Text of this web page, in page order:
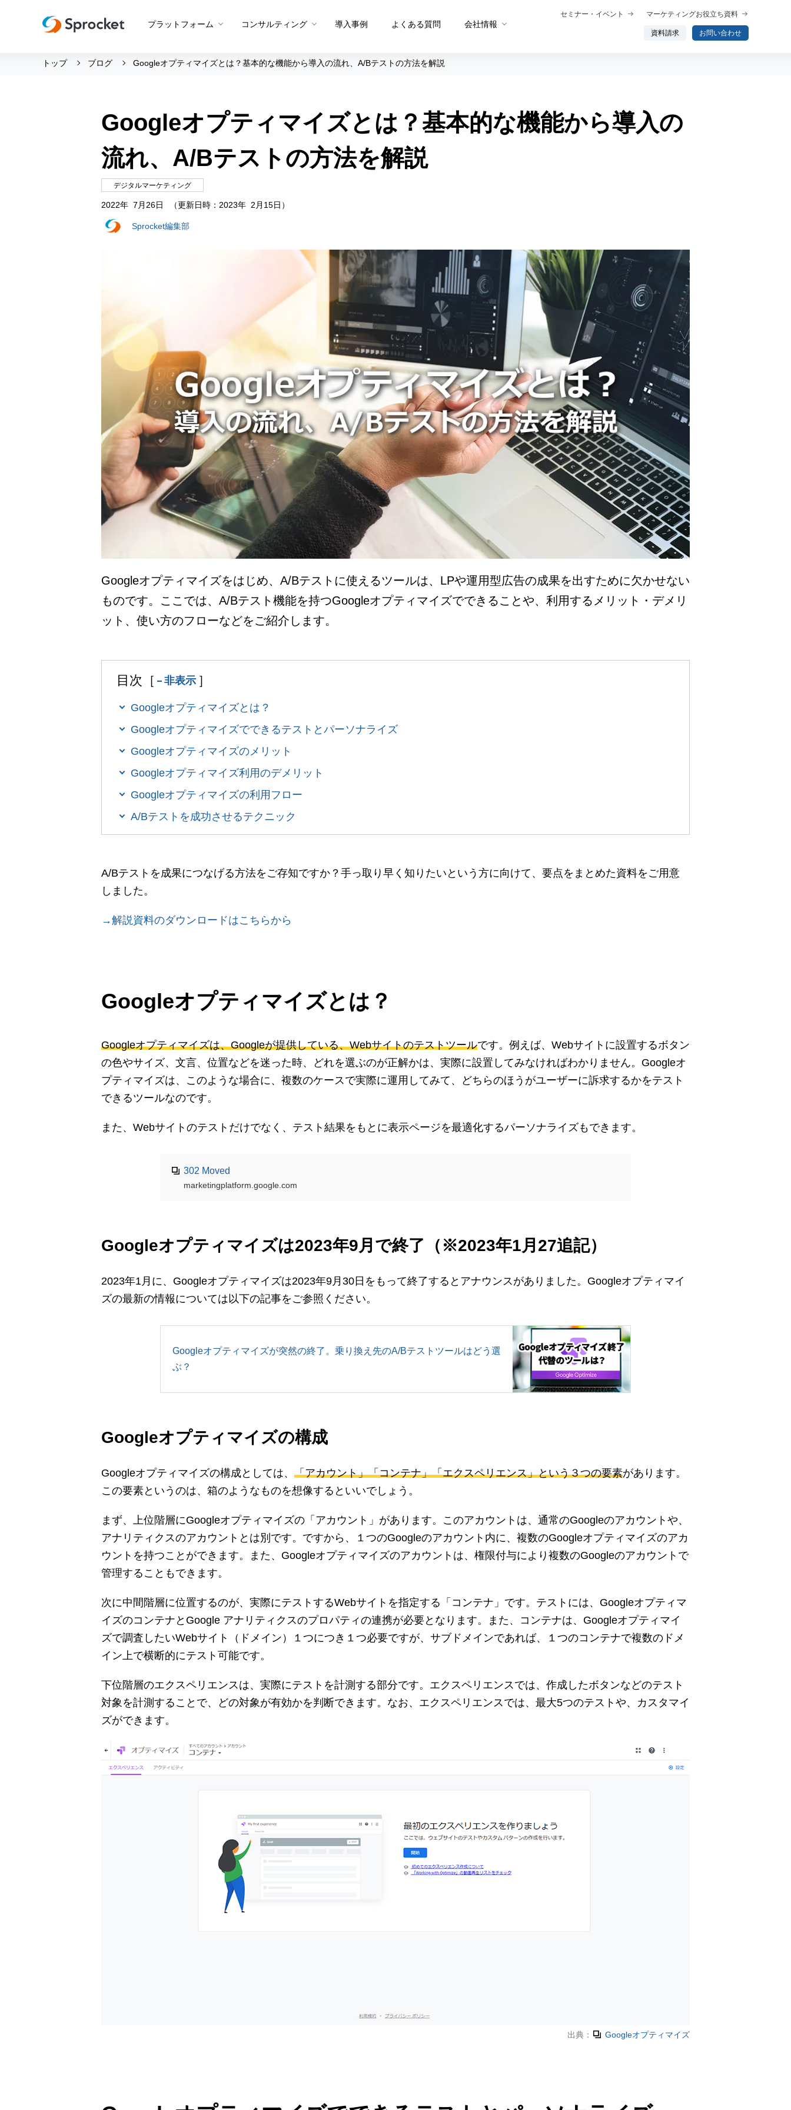
プラットフォーム
プロダクト概要
Web接客
アンケート
プロダクト概要
データ統合・抽出
セグメント適正スコア
プロダクト概要 プロダクト概要
コンサルティング
運用支援 トップ
Beyond CROコンサルティング
CROコンサルティング
設定代行
サポートボット
メソッド トップ
メソッドを共有する仕組み
A/Bテストメソッド
広告効果最大化メソッド
顧客育成メソッド
導入事例 よくある質問 会社情報
会社情報 トップ
メンバー紹介
採用情報
創業の想い
沿革
ビジョン・ミッション・バリュー
ロゴマーク
セミナー・イベント マーケティングお役立ち資料
資料請求 お問い合わせ
トップ ブログ Googleオプティマイズとは？基本的な機能から導入の流れ、A/Bテストの方法を解説
Googleオプティマイズとは？基本的な機能から導入の
流れ、A/Bテストの方法を解説
デジタルマーケティング
2022年 7月26日 （更新日時：2023年 2月15日）
Sprocket編集部
Googleオプティマイズをはじめ、A/Bテストに使えるツールは、LPや運用型広告の成果を出すために欠かせない
ものです。ここでは、A/Bテスト機能を持つGoogleオプティマイズでできることや、利用するメリット・デメリ
ット、使い方のフローなどをご紹介します。
目次［ 非表示 ］
Googleオプティマイズとは？
Googleオプティマイズでできるテストとパーソナライズ
Googleオプティマイズのメリット
Googleオプティマイズ利用のデメリット
Googleオプティマイズの利用フロー
A/Bテストを成功させるテクニック
A/Bテストを成果につなげる方法をご存知ですか？手っ取り早く知りたいという方に向けて、要点をまとめた資料をご用意
しました。
→解説資料のダウンロードはこちらから
Googleオプティマイズとは？
Googleオプティマイズは、Googleが提供している、Webサイトのテストツールです。例えば、Webサイトに設置するボタン
の色やサイズ、文言、位置などを迷った時、どれを選ぶのが正解かは、実際に設置してみなければわかりません。Googleオ
プティマイズは、このような場合に、複数のケースで実際に運用してみて、どちらのほうがユーザーに訴求するかをテスト
できるツールなのです。
また、Webサイトのテストだけでなく、テスト結果をもとに表示ページを最適化するパーソナライズもできます。
302 Moved
marketingplatform.google.com
Googleオプティマイズは2023年9月で終了（※2023年1月27追記）
2023年1月に、Googleオプティマイズは2023年9月30日をもって終了するとアナウンスがありました。Googleオプティマイ
ズの最新の情報については以下の記事をご参照ください。
Googleオプティマイズが突然の終了。乗り換え先のA/Bテストツールはどう選
ぶ？
Googleオプティマイズの構成
Googleオプティマイズの構成としては、 「アカウント」「コンテナ」「エクスペリエンス」という３つの要素があります。
この要素というのは、箱のようなものを想像するといいでしょう。
まず、上位階層にGoogleオプティマイズの「アカウント」があります。このアカウントは、通常のGoogleのアカウントや、
アナリティクスのアカウントとは別です。ですから、１つのGoogleのアカウント内に、複数のGoogleオプティマイズのアカ
ウントを持つことができます。また、Googleオプティマイズのアカウントは、権限付与により複数のGoogleのアカウントで
管理することもできます。
次に中間階層に位置するのが、実際にテストするWebサイトを指定する「コンテナ」です。テストには、Googleオプティマ
イズのコンテナとGoogle アナリティクスのプロパティの連携が必要となります。また、コンテナは、Googleオプティマイ
ズで調査したいWebサイト（ドメイン）１つにつき１つ必要ですが、サブドメインであれば、１つのコンテナで複数のドメ
イン上で横断的にテスト可能です。
下位階層のエクスペリエンスは、実際にテストを計測する部分です。エクスペリエンスでは、作成したボタンなどのテスト
対象を計測することで、どの対象が有効かを判断できます。なお、エクスペリエンスでは、最大5つのテストや、カスタマイ
ズができます。
出典： Googleオプティマイズ